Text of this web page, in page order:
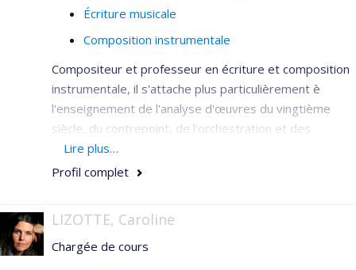
Écriture musicale
Composition instrumentale
Compositeur et professeur en écriture et composition
instrumentale, il s'attache plus particulièrement è
l'enseignement de l'analyse d'œuvres du vingtième
siècle, du contrepoint, de l'orchestration et des
techniques modernes de composition.
Son travail de composition s'articule autour de deux
- d’une part, l’exploration de regards croisés entre
contemporains :
Lire plus…
Profil complet
LIZOTTE, Caroline
Chargée de cours